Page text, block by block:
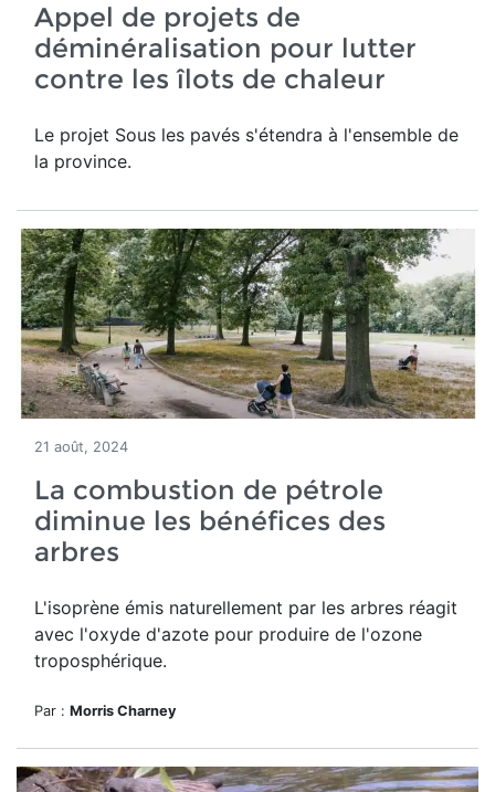
Appel de projets de
déminéralisation pour lutter
contre les îlots de chaleur
Le projet Sous les pavés s'étendra à l'ensemble de
la province.
21 août, 2024
La combustion de pétrole
diminue les bénéfices des
arbres
L'isoprène émis naturellement par les arbres réagit
avec l'oxyde d'azote pour produire de l'ozone
troposphérique.
Par : Morris Charney